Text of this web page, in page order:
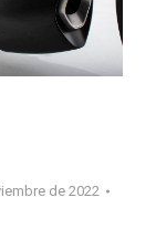
de 2022